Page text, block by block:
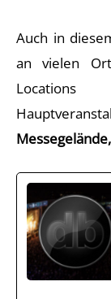
Auch in
an vielen
Messegelände,